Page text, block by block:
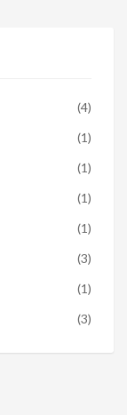
(4)
(1)
(1)
(1)
(1)
(3)
(1)
(3)